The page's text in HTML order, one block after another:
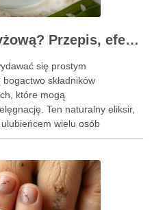
Jak zrobić wodę ryżową? Przepis, efekty i zastosowanie w pielęgnacji
się prostym
składników
które mogą
Ten naturalny eliksir,
wielu osób
oraz kondycję skóry. Dzięki